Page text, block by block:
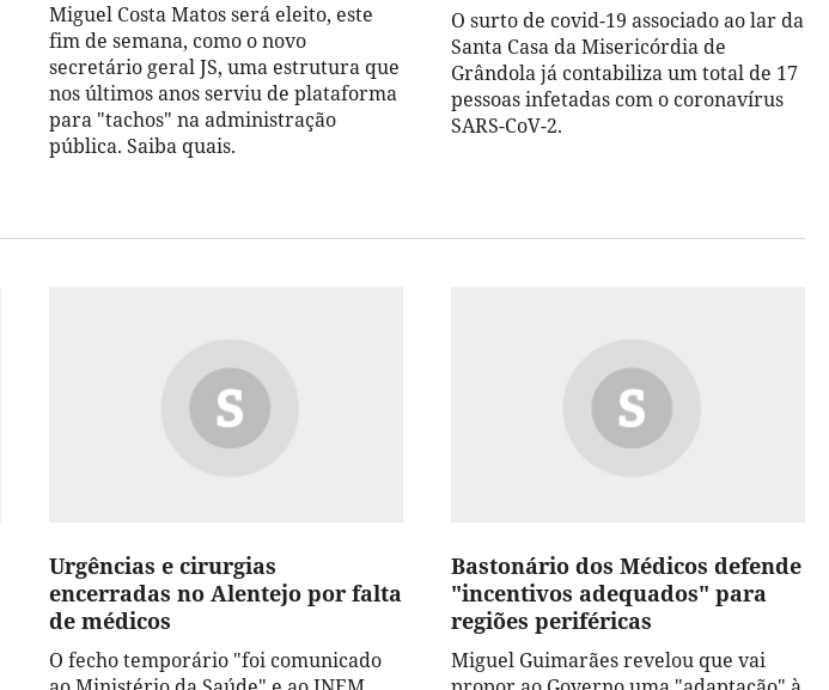
Miguel Costa Matos será eleito, este
fim de semana, como o novo
secretário geral JS, uma estrutura que
nos últimos anos serviu de plataforma
para "tachos" na administração
pública. Saiba quais.
O surto de covid-19 associado ao lar da
Santa Casa da Misericórdia de
Grândola já contabiliza um total de 17
pessoas infetadas com o coronavírus
SARS-CoV-2.
Urgências e cirurgias
encerradas no Alentejo por falta
de médicos
O fecho temporário "foi comunicado
Bastonário dos Médicos defende
"incentivos adequados" para
regiões periféricas
Miguel Guimarães revelou que vai